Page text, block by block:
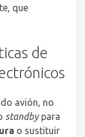
que
de
avión, no
standbypara
o sustituir